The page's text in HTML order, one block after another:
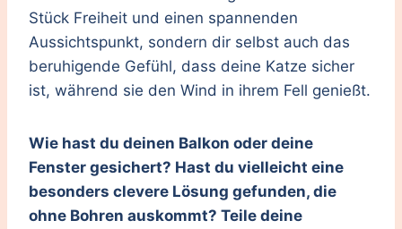
Stück Freiheit und einen spannenden
Aussichtspunkt, sondern dir selbst auch das
beruhigende Gefühl, dass deine Katze sicher
ist, während sie den Wind in ihrem Fell genießt.
Wie hast du deinen Balkon oder deine
Fenster gesichert? Hast du vielleicht eine
besonders clevere Lösung gefunden, die
ohne Bohren auskommt? Teile deine